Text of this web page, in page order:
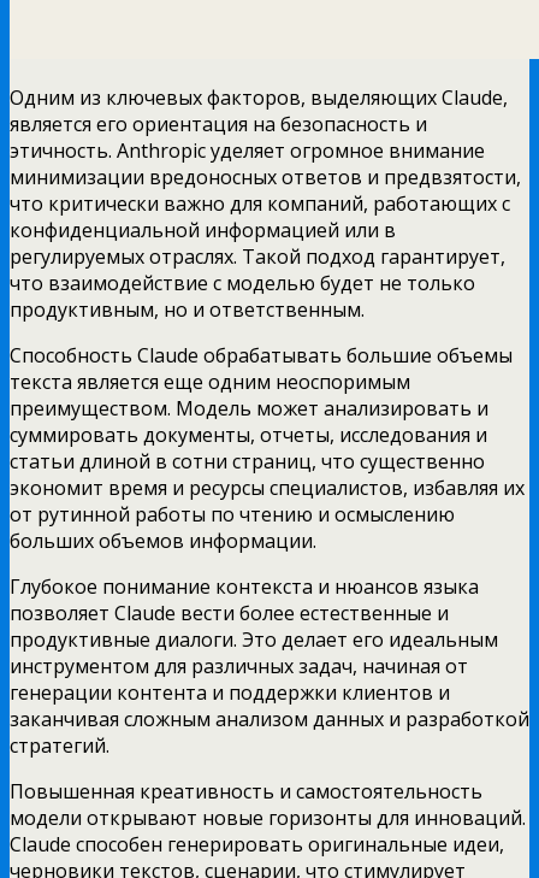
Одним из ключевых факторов, выделяющих Claude,
является его ориентация на безопасность и
этичность. Anthropic уделяет огромное внимание
минимизации вредоносных ответов и предвзятости,
что критически важно для компаний, работающих с
конфиденциальной информацией или в
регулируемых отраслях. Такой подход гарантирует,
что взаимодействие с моделью будет не только
продуктивным, но и ответственным.
Способность Claude обрабатывать большие объемы
текста является еще одним неоспоримым
преимуществом. Модель может анализировать и
суммировать документы, отчеты, исследования и
статьи длиной в сотни страниц, что существенно
экономит время и ресурсы специалистов, избавляя их
от рутинной работы по чтению и осмыслению
больших объемов информации.
Глубокое понимание контекста и нюансов языка
позволяет Claude вести более естественные и
продуктивные диалоги. Это делает его идеальным
инструментом для различных задач, начиная от
генерации контента и поддержки клиентов и
заканчивая сложным анализом данных и разработкой
стратегий.
Повышенная креативность и самостоятельность
модели открывают новые горизонты для инноваций.
Claude способен генерировать оригинальные идеи,
черновики текстов, сценарии, что стимулирует